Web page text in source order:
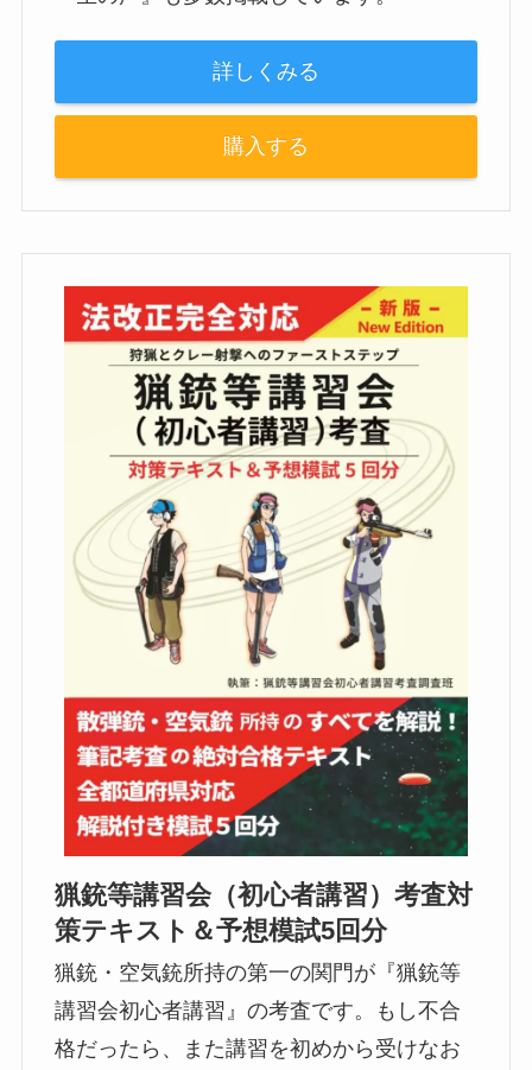
詳しくみる
購入する
猟銃等講習会（初心者講習）考査対
策テキスト＆予想模試5回分
猟銃・空気銃所持の第一の関門が『猟銃等
講習会初心者講習』の考査です。もし不合
格だったら、また講習を初めから受けなお